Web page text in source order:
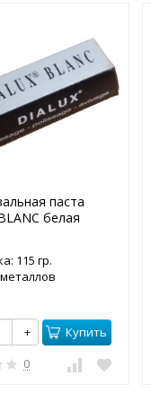
паста
белая
115 гр.
+ Купить
0